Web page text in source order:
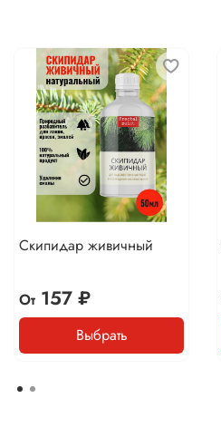
Скипидар живичный
От157 ₽
Выбрать